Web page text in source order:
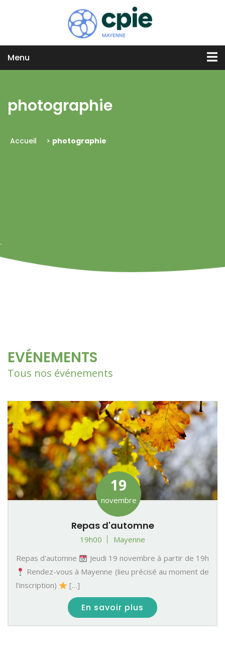
Menu
photographie
Accueil > photographie
EVÉNEMENTS
Tous nos événements
19
novembre
Repas d'automne
19h00
Mayenne
Repas d'automne
Jeudi 19 novembre à partir de 19h
Rendez-vous à Mayenne (lieu précisé au moment de
l'inscription)
[…]
En savoir plus